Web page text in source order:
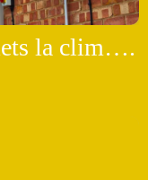
la clim….